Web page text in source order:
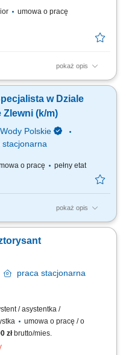
umowa o pracę
pokaż opis
zapytań ofertowych w
po polsku i angielsku;
ofert od podwykonawców i
w Dziale
Zlewni (k/m)
Polskie
stacjonarna
o pracę pełny etat
pokaż opis
ZA:
i koordynację realizacji
z obowiązującymi
praca stacjonarna
/ asystentka /
umowa o pracę / o
złbrutto/mies.